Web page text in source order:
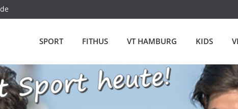
SPORT FITHUS VT HAMBURG KIDS